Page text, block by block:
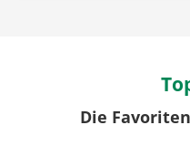
Die